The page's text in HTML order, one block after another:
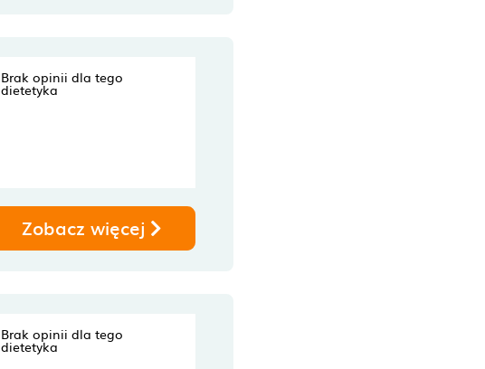
Brak opinii dla tego
dietetyka
Zobacz więcej
Brak opinii dla tego
dietetyka